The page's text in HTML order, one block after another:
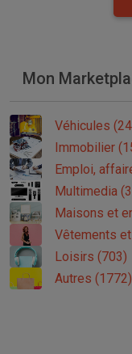
Mon
Véhicules
Immobilier
Emploi,
Multimedia
Maisons et
Vêtements
Loisirs (703)
Autres (1772)